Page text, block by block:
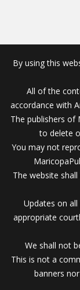
By using this
All of the
accordance with
The publishers of
to delete
You may not
The website
Updates on
appropriate
We shall not
This is not a
banners